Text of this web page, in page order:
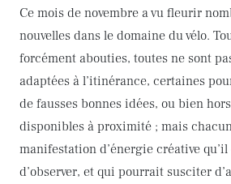
Ce mois de novembre a vu fleurir
nouvelles dans le domaine du vélo.
forcément abouties, toutes ne sont
adaptées à l’itinérance, certaines
de fausses bonnes idées, ou bien
disponibles à proximité ; mais
manifestation d’énergie créative
d’observer, et qui pourrait susciter